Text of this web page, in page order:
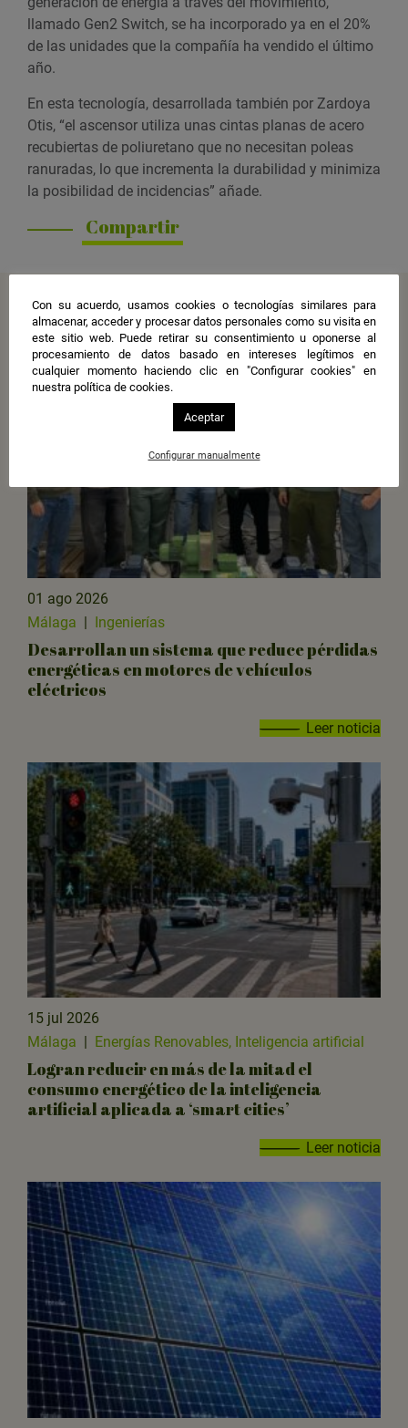
llamado Gen2 Switch, se ha incorporado ya en el 20%
de las unidades que la compañía ha vendido el último
año.
En esta tecnología, desarrollada también por Zardoya
Otis, “el ascensor utiliza unas cintas planas de acero
recubiertas de poliuretano que no necesitan poleas
ranuradas, lo que incrementa la durabilidad y minimiza
la posibilidad de incidencias” añade.
Compartir
Más noticias
01 ago 2026
Málaga | Ingenierías
Desarrollan un sistema que reduce pérdidas
energéticas en motores de vehículos
eléctricos
Leer noticia
15 jul 2026
Málaga
Energías Renovables, Inteligencia artificial
Logran reducir en más de la mitad el
consumo energético de la inteligencia
artificial aplicada a ‘smart cities’
Leer noticia
Con su acuerdo, usamos cookies o tecnologías similares para
almacenar, acceder y procesar datos personales como su visita en
este sitio web. Puede retirar su consentimiento u oponerse al
procesamiento de datos basado en intereses legítimos en
cualquier momento haciendo clic en "Configurar cookies" en
nuestra política de cookies.
Aceptar
Configurar manualmente